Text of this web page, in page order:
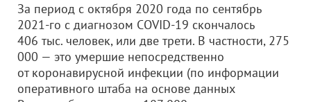
За период с октября 2020 года по сентябрь
2021-го с диагнозом COVID-19 скончалось
406 тыс. человек, или две трети. В частности, 275
000 — это умершие непосредственно
от коронавирусной инфекции (по информации
оперативного штаба на основе данных